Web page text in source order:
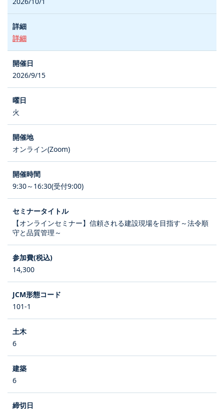
詳細
2026/9/15
火
オンライン(Zoom)
9:30～16:30(受付9:00)
【オンラインセミナー】信頼される建設現場を目指す～法令順
守と品質管理～
14,300
101-1
6
6